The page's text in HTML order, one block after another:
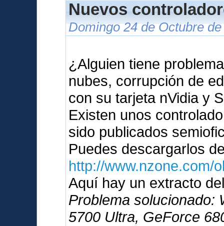
Nuevos
Domingo 24 de Octubre
¿Alguien tiene
nubes, corrupción de
con su tarjeta nVidia y
Existen unos
sido publicados
Puedes descargarlos
http://www.nzone.com/
Aquí hay un extracto
Problema solucionado:
5700 Ultra, GeForce